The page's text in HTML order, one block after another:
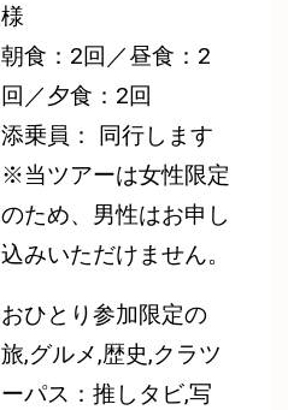
様
朝食：2回／昼食：2
回／夕食：2回
添乗員： 同行します
※当ツアーは女性限定
のため、男性はお申し
込みいただけません。
おひとり参加限定の
旅,グルメ,歴史,クラツ
ーパス：推しタビ,写